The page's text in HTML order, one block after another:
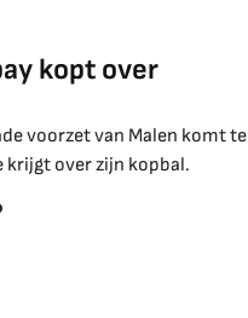
kopt over
voorzet van Malen komt
krijgt over zijn kopbal.